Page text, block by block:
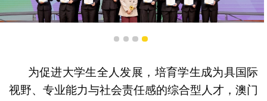
1 2 3 4
为促进大学生全人发展，培育学生成为具国际
视野、专业能力与社会责任感的综合型人才，澳门